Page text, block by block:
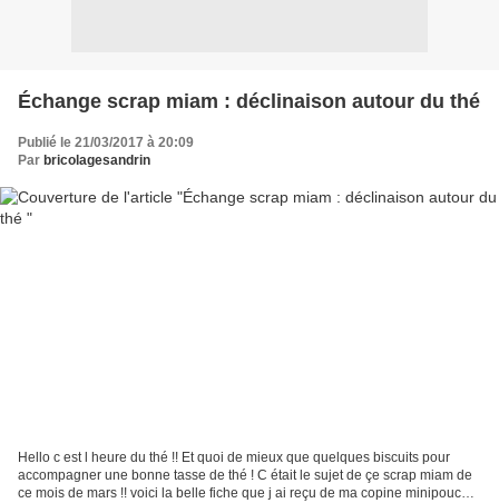
Échange scrap miam : déclinaison autour du thé
Publié le 21/03/2017 à 20:09
Par bricolagesandrin
Hello c est l heure du thé !! Et quoi de mieux que quelques biscuits pour
accompagner une bonne tasse de thé ! C était le sujet de çe scrap miam de
ce mois de mars !! voici la belle fiche que j ai reçu de ma copine minipouce :